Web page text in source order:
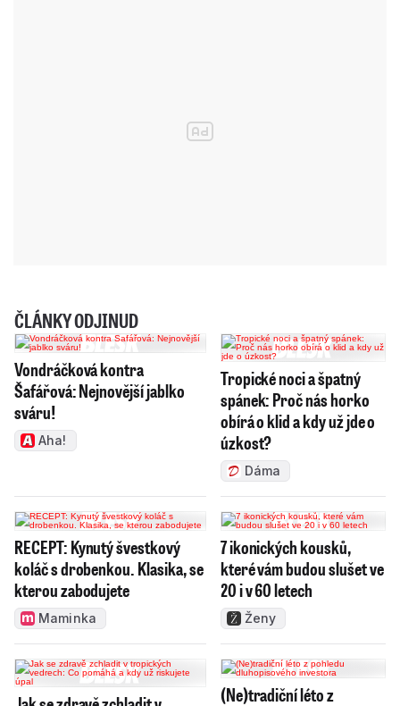
ČLÁNKY ODJINUD
Vondráčková kontra
Šafářová: Nejnovější jablko
sváru!
Aha!
Tropické noci a špatný
spánek: Proč nás horko
obírá o klid a kdy už jde o
úzkost?
Dáma
RECEPT: Kynutý švestkový
koláč s drobenkou. Klasika, se
kterou zabodujete
Maminka
7 ikonických kousků,
které vám budou slušet ve
20 i v 60 letech
Ženy
(Ne)tradiční léto z